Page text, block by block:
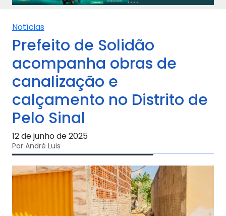
Notícias
Prefeito de Solidão
acompanha obras de
canalização e
calçamento no Distrito de
Pelo Sinal
12 de junho de 2025
Por André Luis